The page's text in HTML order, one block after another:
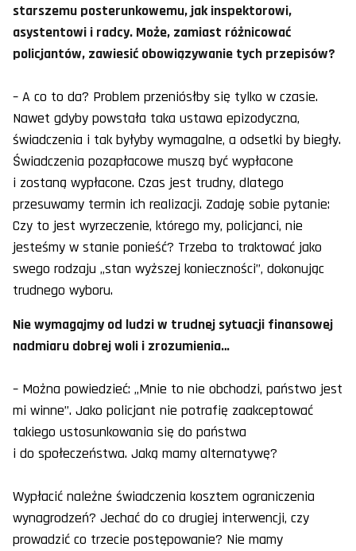
starszemu posterunkowemu, jak inspektorowi,
asystentowi i radcy. Może, zamiast różnicować
policjantów, zawiesić obowiązywanie tych przepisów?
– A co to da? Problem przeniósłby się tylko w czasie.
Nawet gdyby powstała taka ustawa epizodyczna,
świadczenia i tak byłyby wymagalne, a odsetki by biegły.
Świadczenia pozapłacowe muszą być wypłacone
i zostaną wypłacone. Czas jest trudny, dlatego
przesuwamy termin ich realizacji. Zadaję sobie pytanie:
Czy to jest wyrzeczenie, którego my, policjanci, nie
jesteśmy w stanie ponieść? Trzeba to traktować jako
swego rodzaju „stan wyższej konieczności”, dokonując
trudnego wyboru.
Nie wymagajmy od ludzi w trudnej sytuacji finansowej
nadmiaru dobrej woli i zrozumienia…
– Można powiedzieć: „Mnie to nie obchodzi, państwo jest
mi winne”. Jako policjant nie potrafię zaakceptować
takiego ustosunkowania się do państwa
i do społeczeństwa. Jaką mamy alternatywę?
Wypłacić należne świadczenia kosztem ograniczenia
wynagrodzeń? Jechać do co drugiej interwencji, czy
prowadzić co trzecie postępowanie? Nie mamy